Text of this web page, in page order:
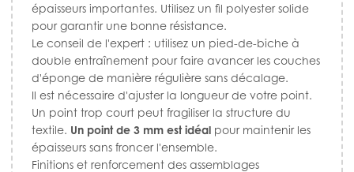
épaisseurs importantes. Utilisez un fil polyester solide
pour garantir une bonne résistance.
Le conseil de l'expert : utilisez un pied-de-biche à
double entraînement pour faire avancer les couches
d'éponge de manière régulière sans décalage.
Il est nécessaire d'ajuster la longueur de votre point.
Un point trop court peut fragiliser la structure du
textile. Un point de 3 mm est idéal pour maintenir les
épaisseurs sans froncer l'ensemble.
Finitions et renforcement des assemblages